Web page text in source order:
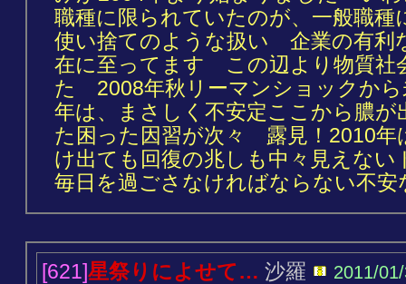
職種に限られていたのが、一般職種
使い捨てのような扱い 企業の有利
在に至ってます この辺より物質社
た 2008年秋リーマンショックか
年は、まさしく不安定ここから膿
た困った因習が次々 露見！2010
け出ても回復の兆しも中々見えな
毎日を過ごさなければならない不安
[621]星祭りによせて… 沙羅 2011/